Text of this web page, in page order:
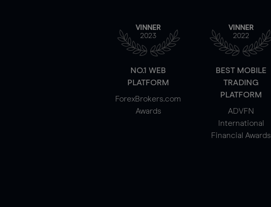
VINNER
2023
NO.1 WEB
PLATFORM
ForexBrokers.com
Awards
VINNER
2022
BEST MOBILE
TRADING
PLATFORM
ADVFN
International
Financial Awards